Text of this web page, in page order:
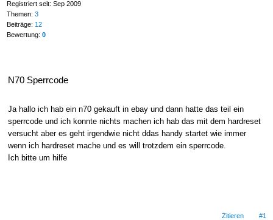
Registriert seit: Sep 2009
Themen: 3
Beiträge: 12
Bewertung: 0
N70 Sperrcode
Ja hallo ich hab ein n70 gekauft in ebay und dann hatte das teil ein
sperrcode und ich konnte nichts machen ich hab das mit dem hardreset
versucht aber es geht irgendwie nicht ddas handy startet wie immer
wenn ich hardreset mache und es will trotzdem ein sperrcode.
Ich bitte um hilfe
Zitieren #1